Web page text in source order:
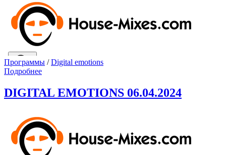
Программы /Digital emotions
Подробнее
DIGITAL EMOTIONS 06.04.2024